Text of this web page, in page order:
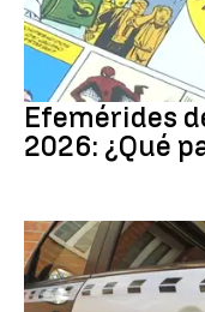
Efemérides
Efemérides
2026: ¿Qué